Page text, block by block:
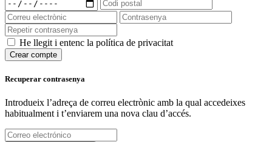
He llegit i entenc la política de privacitat
Crear compte
Recuperar contrasenya
Introdueix l’adreça de correu electrònic amb la qual accedeixes
habitualment i t’enviarem una nova clau d’accés.